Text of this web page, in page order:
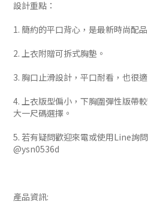
設計重點：
1. 簡約的平口背心，是最新時尚配品
2. 上衣附贈可拆式胸墊。
3. 胸口止滑設計，平口耐看，也很
4. 上衣版型偏小，下胸圍彈性版帶
大一尺碼選擇。
5. 若有疑問歡迎來電或使用Line詢
@ysn0536d
產品資訊: